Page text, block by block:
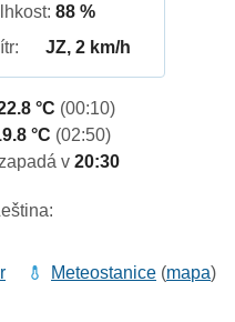
88 %
JZ, 2 km/h
°C (00:10)
°C (02:50)
v20:30
Meteostanice (mapa)